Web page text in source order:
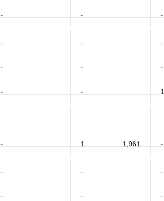
- - -
- - -
- - -
- - 1
- - -
- 1 -
1,961
- - -
- - -